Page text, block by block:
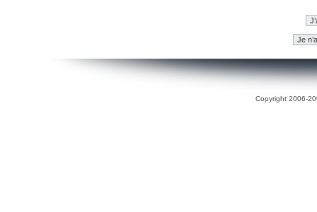
Copyright 2006-